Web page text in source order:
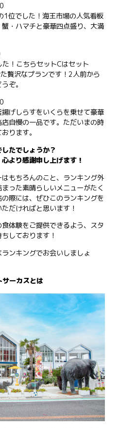
位でした！海王市場の人気看板
・ハマチと豪華四点盛り、大満
！こちらセットCはセット
贅沢なプランです！2人前から
ぞ。
げしらすをいくらを乗せて豪華
自慢の一品です。ただいまの時
ります。
たでしょうか？
より感謝申し上げます！
もちろんのこと、ランキング外
った素晴らしいメニューがたく
際には、ぜひこのランキングを
だければと思います！
体験をご提供できるよう、スタ
しております！
ランキングでお会いしましょ
サーカスとは